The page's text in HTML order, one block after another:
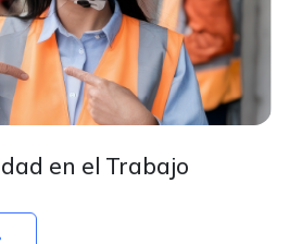
en el Trabajo